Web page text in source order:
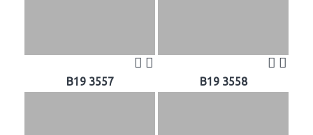
B19 3557 B19 3558